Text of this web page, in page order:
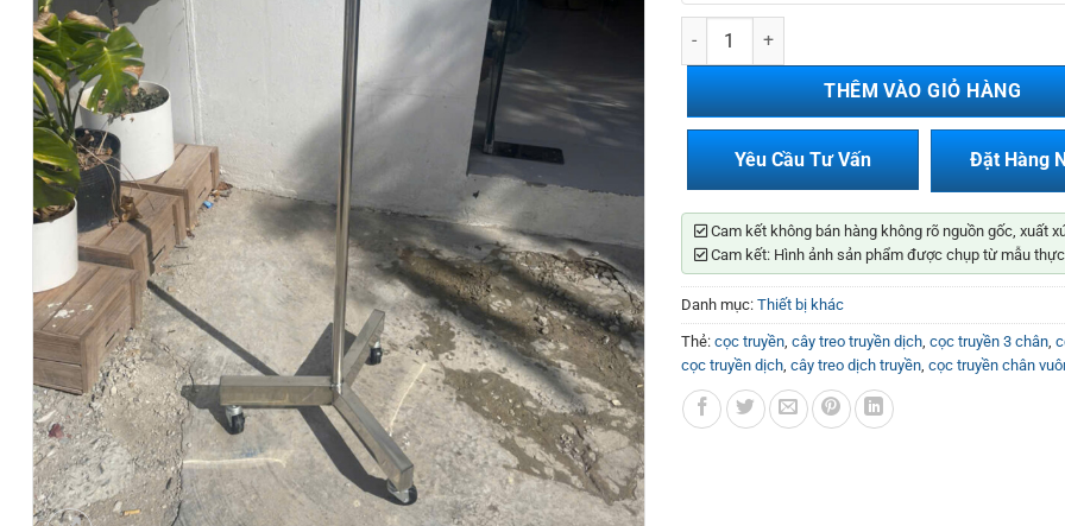
Cọc Truyền 3 Chân Inox số lượng
THÊM VÀO GIỎ HÀNG
Yêu Cầu Tư Vấn Đặt Hàng
Cam kết không bán hàng không rõ nguồn gốc, xuất
Cam kết: Hình ảnh sản phẩm được chụp từ mẫu
Danh mục: Thiết bị khác
Thẻ: cọc truyền, cây treo truyền dịch, cọc truyền 3 chân,
cọc truyền dịch, cây treo dịch truyền, cọc truyền chân